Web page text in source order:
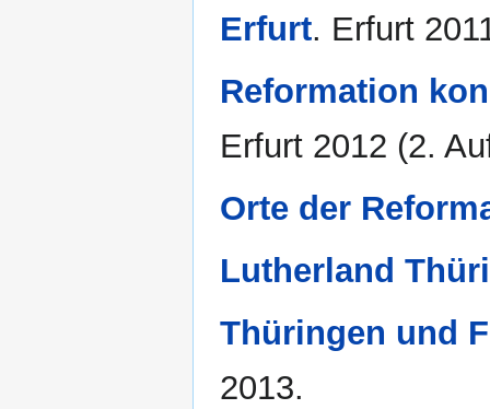
Erfurt. Erfurt
Reformation
Erfurt 2012 (2.
Orte der
Lutherland
Thüringen und
2013.